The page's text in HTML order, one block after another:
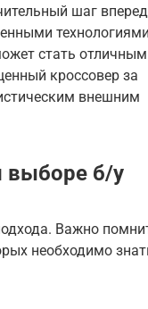
шаг
стать отличным
кроссовер за
внешним
выборе б/у
Важно
необходимо